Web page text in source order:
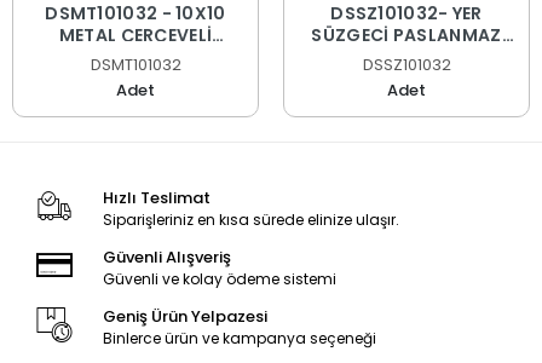
DSMT101032 - 10X10
METAL ÇERÇEVELİ
YANDAN ÇIKIŞLI YER
SÜZGECİ PASLANMAZ
SÜPER AYNA Q32
DSMT101032
Adet
DSSZ101032- YER
SÜZGECİ PASLANMAZ
SÜPER AYNA Q32
DSSZ101032
Adet
Hızlı Teslimat
Siparişleriniz en kısa sürede elinize ulaşır.
Güvenli Alışveriş
Güvenli ve kolay ödeme sistemi
Geniş Ürün Yelpazesi
Binlerce ürün ve kampanya seçeneği